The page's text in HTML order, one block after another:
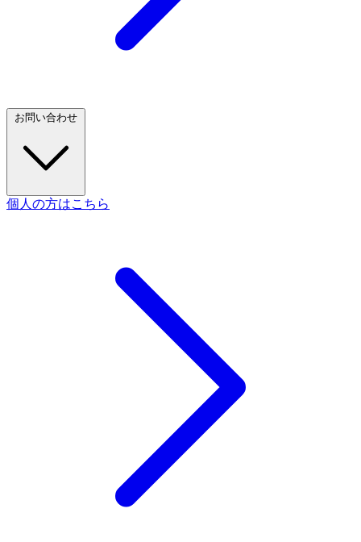
お問い合わせ
個人の方はこちら